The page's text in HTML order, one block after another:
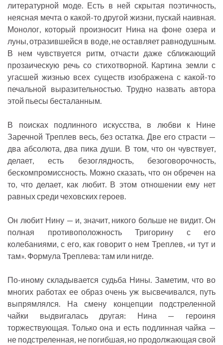
литературной моде. Есть в ней скрытая поэтичность,
неясная мечта о какой-то другой жизни, пускай наивная.
Монолог, который произносит Нина на фоне озера и
луны, отразившейся в воде, не оставляет равнодушным.
В нем чувствуется ритм, отчасти даже сближающий
прозаическую речь со стихотворной. Картина земли с
угасшей жизнью всех существ изображена с какой-то
печальной выразительностью. Трудно назвать автора
этой пьесы бесталанным.
В поисках подлинного искусства, в любви к Нине
Заречной Треплев весь, без остатка. Две его страсти —
два абсолюта, два пика души. В том, что он чувствует,
делает, есть безоглядность, безоговорочность,
бескомпромиссность. Можно сказать, что он обречен на
то, что делает, как любит. В этом отношении ему нет
равных среди чеховских героев.
Он любит Нину — и, значит, никого больше не видит. Он
полная противоположность Тригорину с его
колебаниями, с его, как говорит о нем Треплев, «и тут и
там». Формула Треплева: там или нигде.
По-иному складывается судьба Нины. Заметим, что во
многих работах ее образ очень уж высвечивался, путь
выпрямлялся. На смену концепции подстреленной
чайки выдвигалась другая: Нина — героиня
торжествующая. Только она и есть подлинная чайка —
не подстреленная, не погибшая, но продолжающая свой